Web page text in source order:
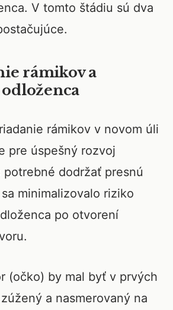
V tomto štádiu sú dva
rámikov a
rámikov v novom úli
pre úspešný rozvoj
dodržať presnú
minimalizovalo riziko
po otvorení
(očko) by mal byť v prvých
a nasmerovaný na